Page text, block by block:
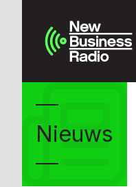
Nieuws